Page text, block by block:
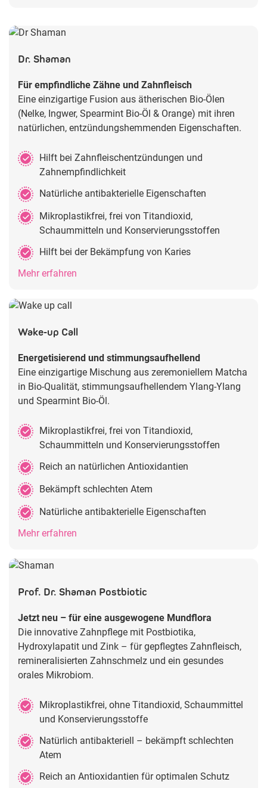
Dr. Shaman
Für empfindliche Zähne und Zahnfleisch
Eine einzigartige Fusion aus ätherischen Bio-Ölen
(Nelke, Ingwer, Spearmint Bio-Öl & Orange) mit ihren
natürlichen, entzündungshemmenden Eigenschaften.
Hilft bei Zahnfleischentzündungen und
Zahnempfindlichkeit
Natürliche antibakterielle Eigenschaften
Mikroplastikfrei, frei von Titandioxid,
Schaummitteln und Konservierungsstoffen
Hilft bei der Bekämpfung von Karies
Mehr erfahren
Wake-up Call
Energetisierend und stimmungsaufhellend
Eine einzigartige Mischung aus zeremoniellem Matcha
in Bio-Qualität, stimmungsaufhellendem Ylang-Ylang
und Spearmint Bio-Öl.
Mikroplastikfrei, frei von Titandioxid,
Schaummitteln und Konservierungsstoffen
Reich an natürlichen Antioxidantien
Bekämpft schlechten Atem
Natürliche antibakterielle Eigenschaften
Mehr erfahren
Prof. Dr. Shaman Postbiotic
Jetzt neu – für eine ausgewogene Mundflora
Die innovative Zahnpflege mit Postbiotika,
Hydroxylapatit und Zink – für gepflegtes Zahnfleisch,
remineralisierten Zahnschmelz und ein gesundes
orales Mikrobiom.
Mikroplastikfrei, ohne Titandioxid, Schaummittel
und Konservierungsstoffe
Natürlich antibakteriell – bekämpft schlechten
Atem
Reich an Antioxidantien für optimalen Schutz